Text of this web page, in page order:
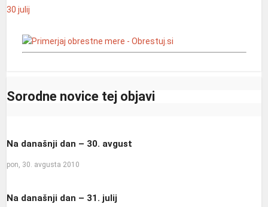
30 julij
Sorodne novice tej objavi
Na današnji dan – 30. avgust
pon, 30. avgusta 2010
Na današnji dan – 31. julij